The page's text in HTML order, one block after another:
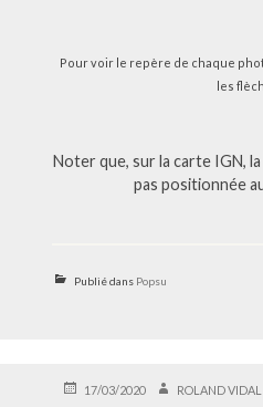
Pour voir le repère de chaque
les
Noter que, sur la carte IGN,
pas positionnée
Publié dans Popsu
PUBLIÉ17/03/2020 AUTEURROLAND VIDAL